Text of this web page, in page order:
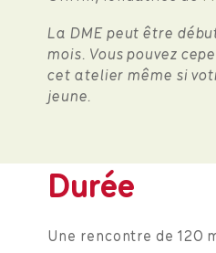
La DME peut être
mois. Vous pouvez
cet atelier même si
jeune.
Durée
Une rencontre de 120